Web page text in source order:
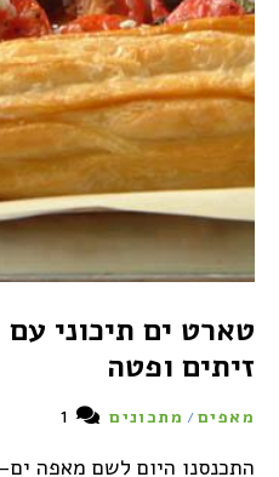
טארט ים תיכוני
זיתים ופטה
מאפים / מתכונים 1
התכנסנו היום לשם מאפה